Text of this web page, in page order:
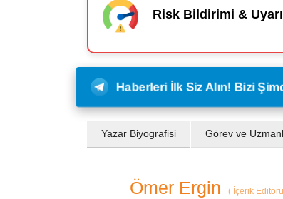
Risk Bildirimi &
Haberleri İlk Siz Alın! Bizi
Yazar Biyografisi Görev ve
Ömer Ergin ( İçerik Editörü